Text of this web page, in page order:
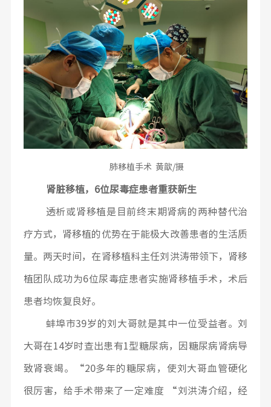
肺移植手术 黄歆/摄
肾脏移植，6位尿毒症患者重获新生
透析或肾移植是目前终末期肾病的两种替代治
疗方式，肾移植的优势在于能极大改善患者的生活质
量。两天时间，在肾移植科主任刘洪涛带领下，肾移
植团队成功为6位尿毒症患者实施肾移植手术，术后
患者均恢复良好。
蚌埠市39岁的刘大哥就是其中一位受益者。刘
大哥在14岁时查出患有1型糖尿病，因糖尿病肾病导
致肾衰竭。“20多年的糖尿病，使刘大哥血管硬化
很厉害，给手术带来了一定难度 “刘洪涛介绍，经